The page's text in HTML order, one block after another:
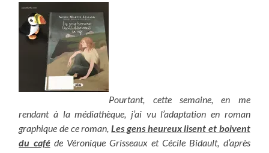
Pourtant, cette semaine, en me
rendant à la médiathèque, j’ai vu l’adaptation en roman
graphique de ce roman, Les gens heureux lisent et boivent
du caféde Véronique Grisseaux et Cécile Bidault, d’après